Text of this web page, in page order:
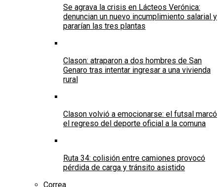
Se agrava la crisis en Lácteos Verónica:
denuncian un nuevo incumplimiento salarial y
pararían las tres plantas
Clason: atraparon a dos hombres de San
Genaro tras intentar ingresar a una vivienda
rural
Clason volvió a emocionarse: el futsal marcó
el regreso del deporte oficial a la comuna
Ruta 34: colisión entre camiones provocó
pérdida de carga y tránsito asistido
Correa